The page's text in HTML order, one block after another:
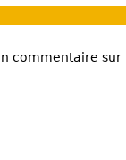
commentaire sur